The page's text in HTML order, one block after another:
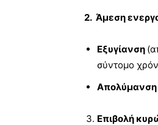
2. Άμεση
Εξυγίανση
σύντομο
Απολύμανση
Επιβολή